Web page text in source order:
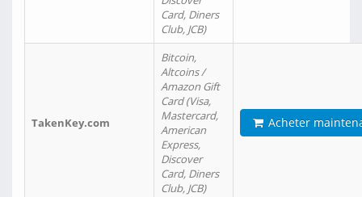
Card, Diners
Club, JCB)
TakenKey.com
Bitcoin,
Altcoins /
Amazon Gift
Card (Visa,
Mastercard,
American
Express,
Discover
Card, Diners
Club, JCB)
Acheter